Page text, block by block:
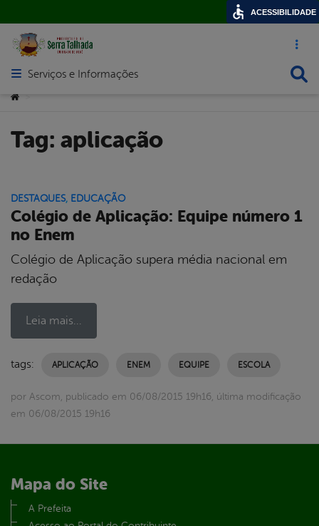
Acesso
Abrir menu principal de navegação
Serviços e Informações
Você está aqui:
Tag: aplicação
DESTAQUES, EDUCAÇÃO
Colégio de Aplicação: Equipe número 1
no Enem
Colégio de Aplicação supera média nacional em
redação
Leia mais...
tags: APLICAÇÃO ENEM EQUIPE ESCOLA
por Ascom, publicado em 06/08/2015 19h16, última modificação
em 06/08/2015 19h16
Mapa do Site
A Prefeita
ACESSIBILIDADE